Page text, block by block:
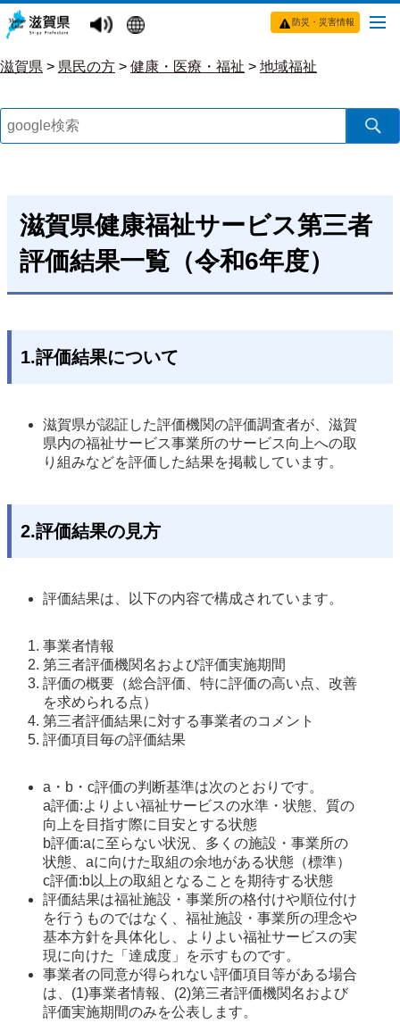
防災・災害情報
滋賀県 > 県民の方 > 健康・医療・福祉 > 地域福祉
滋賀県健康福祉サービス第三者
評価結果一覧（令和6年度）
1.評価結果について
滋賀県が認証した評価機関の評価調査者が、滋賀
県内の福祉サービス事業所のサービス向上への取
り組みなどを評価した結果を掲載しています。
2.評価結果の見方
評価結果は、以下の内容で構成されています。
事業者情報
第三者評価機関名および評価実施期間
評価の概要（総合評価、特に評価の高い点、改善
を求められる点）
第三者評価結果に対する事業者のコメント
評価項目毎の評価結果
a・b・c評価の判断基準は次のとおりです。
a評価:よりよい福祉サービスの水準・状態、質の
向上を目指す際に目安とする状態
b評価:aに至らない状況、多くの施設・事業所の
状態、aに向けた取組の余地がある状態（標準）
c評価:b以上の取組となることを期待する状態
評価結果は福祉施設・事業所の格付けや順位付け
を行うものではなく、福祉施設・事業所の理念や
基本方針を具体化し、よりよい福祉サービスの実
現に向けた「達成度」を示すものです。
事業者の同意が得られない評価項目等がある場合
は、(1)事業者情報、(2)第三者評価機関名および
評価実施期間のみを公表します。